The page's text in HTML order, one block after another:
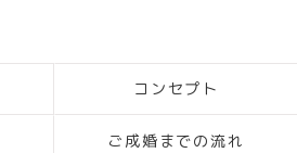
コンセプト
ご成婚までの流れ